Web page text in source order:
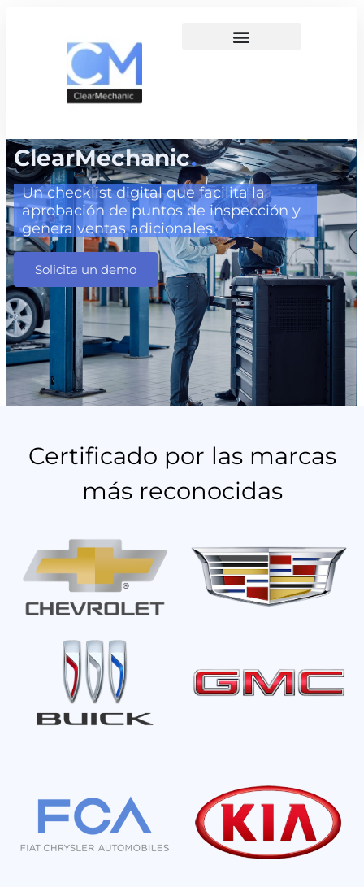
ClearMechanic.
Un checklist digital que facilita la
aprobación de puntos de inspección y
genera ventas adicionales.
Solicita un demo
Certificado por las marcas
más reconocidas